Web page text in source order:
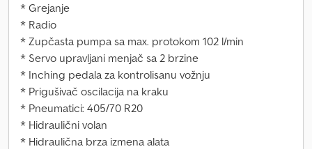
* Grejanje
* Radio
* Zupčasta pumpa sa max. protokom 102 l/min
* Servo upravljani menjač sa 2 brzine
* Inching pedala za kontrolisanu vožnju
* Prigušivač oscilacija na kraku
* Pneumatici: 405/70 R20
* Hidraulični volan
* Hidraulična brza izmena alata